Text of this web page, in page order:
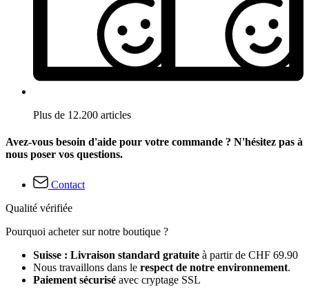
Plus de 12.200 articles
Avez-vous besoin d'aide pour votre commande ? N'hésitez pas à
nous poser vos questions.
Contact
Qualité vérifiée
Pourquoi acheter sur notre boutique ?
Suisse : Livraison standard gratuite à partir de CHF 69.90
Nous travaillons dans le respect de notre environnement.
Paiement sécurisé avec cryptage SSL